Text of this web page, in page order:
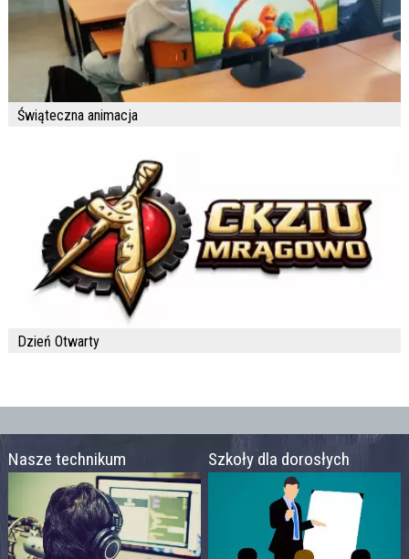
Świąteczna animacja
Dzień Otwarty
Nasze technikum Szkoły dla dorosłych